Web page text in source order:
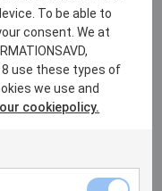
in the
To be able to
consent. We at
use these types of
we use and
cookiepolicy.